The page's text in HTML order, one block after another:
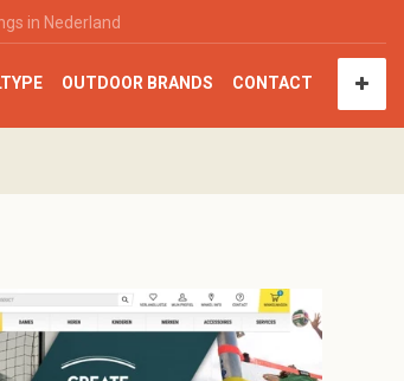
in Nederland
OUTDOOR BRANDS CONTACT